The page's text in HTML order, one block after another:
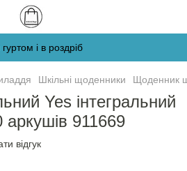
і в роздріб
Шкільні щоденники Щоденник
Yes інтегральний
911669
відгук